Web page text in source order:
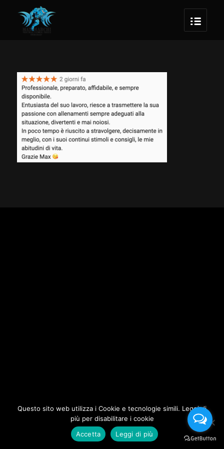
Questo sito web utilizza i Cookie e tecnologie simili. Leggi di
più per disabilitare i cookie
Accetta
Leggi di più